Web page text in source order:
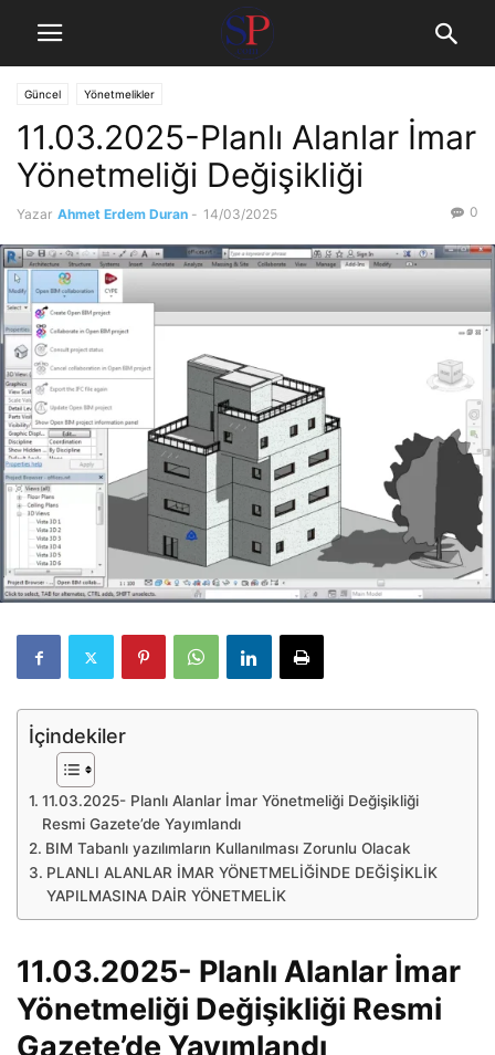
Güncel Yönetmelikler
11.03.2025-Planlı Alanlar İmar
Yönetmeliği Değişikliği
Yazar Ahmet Erdem Duran - 14/03/2025 0
İçindekiler
11.03.2025- Planlı Alanlar İmar Yönetmeliği Değişikliği
Resmi Gazete’de Yayımlandı
BIM Tabanlı yazılımların Kullanılması Zorunlu Olacak
PLANLI ALANLAR İMAR YÖNETMELİĞİNDE DEĞİŞİKLİK
YAPILMASINA DAİR YÖNETMELİK
11.03.2025- Planlı Alanlar İmar
Yönetmeliği Değişikliği Resmi
Gazete’de Yayımlandı